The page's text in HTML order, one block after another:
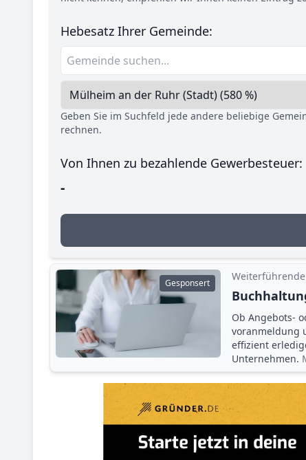
Hebesatz Ihrer Gemeinde:
Geben Sie im Suchfeld jede andere beliebige
rechnen.
Von Ihnen zu bezahlende Gewerbesteuer:
-
Gesponsert
Ob Angebots-
voranmeldung
effizient
Unternehmen.